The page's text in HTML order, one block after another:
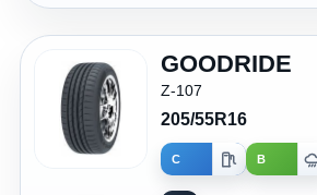
GOODRIDE
Z-107
205/55R16
C B